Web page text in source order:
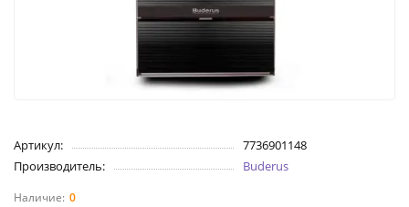
Артикул:
7736901148
Производитель:
Buderus
0